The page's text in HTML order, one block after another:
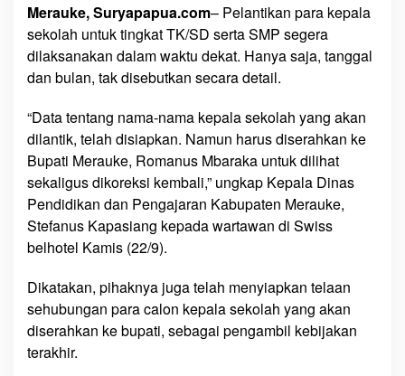
M
P
S
e
r
D
i
l
a
k
a
n
a
Merauke, Suryapapua.com– Pelantikan para kepala
sekolah untuk tingkat TK/SD serta SMP segera
dilaksanakan dalam waktu dekat. Hanya saja, tanggal
dan bulan, tak disebutkan secara detail.
“Data tentang nama-nama kepala sekolah yang akan
dilantik, telah disiapkan. Namun harus diserahkan ke
Bupati Merauke, Romanus Mbaraka untuk dilihat
sekaligus dikoreksi kembali,” ungkap Kepala Dinas
Pendidikan dan Pengajaran Kabupaten Merauke,
Stefanus Kapasiang kepada wartawan di Swiss
belhotel Kamis (22/9).
Dikatakan, pihaknya juga telah menyiapkan telaan
sehubungan para calon kepala sekolah yang akan
diserahkan ke bupati, sebagai pengambil kebijakan
terakhir.